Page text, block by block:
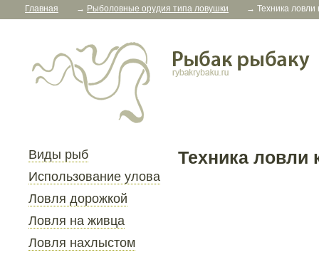
Главная → Рыболовные орудия типа ловушки → Техника ловли
Виды рыб
Использование улова
Ловля дорожкой
Ловля на живца
Ловля нахлыстом
Техника ловли